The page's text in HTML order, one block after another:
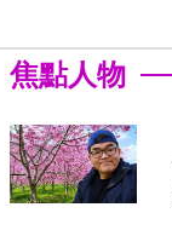
)
焦點人物